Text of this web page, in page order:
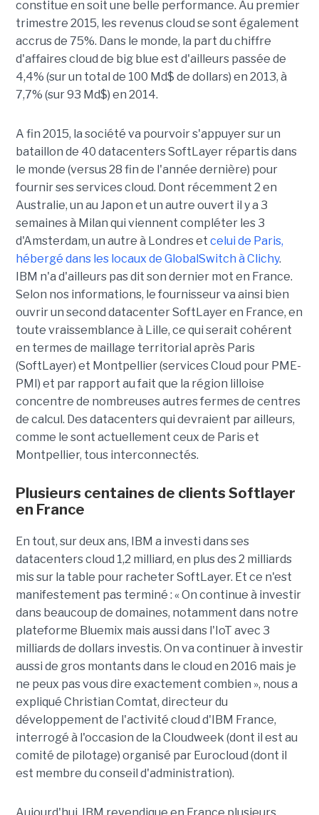
constitue en soit une belle performance. Au premier
trimestre 2015, les revenus cloud se sont également
accrus de 75%. Dans le monde, la part du chiffre
d'affaires cloud de big blue est d'ailleurs passée de
4,4% (sur un total de 100 Md$ de dollars) en 2013, à
7,7% (sur 93 Md$) en 2014.
A fin 2015, la société va pourvoir s'appuyer sur un
bataillon de 40 datacenters SoftLayer répartis dans
le monde (versus 28 fin de l'année dernière) pour
fournir ses services cloud. Dont récemment 2 en
Australie, un au Japon et un autre ouvert il y a 3
semaines à Milan qui viennent compléter les 3
d'Amsterdam, un autre à Londres et celui de Paris,
hébergé dans les locaux de GlobalSwitch à Clichy.
IBM n'a d'ailleurs pas dit son dernier mot en France.
Selon nos informations, le fournisseur va ainsi bien
ouvrir un second datacenter SoftLayer en France, en
toute vraissemblance à Lille, ce qui serait cohérent
en termes de maillage territorial après Paris
(SoftLayer) et Montpellier (services Cloud pour PME-
PMI) et par rapport au fait que la région lilloise
concentre de nombreuses autres fermes de centres
de calcul. Des datacenters qui devraient par ailleurs,
comme le sont actuellement ceux de Paris et
Montpellier, tous interconnectés.
Plusieurs centaines de clients Softlayer
en France
En tout, sur deux ans, IBM a investi dans ses
datacenters cloud 1,2 milliard, en plus des 2 milliards
mis sur la table pour racheter SoftLayer. Et ce n'est
manifestement pas terminé : « On continue à investir
dans beaucoup de domaines, notamment dans notre
plateforme Bluemix mais aussi dans l'IoT avec 3
milliards de dollars investis. On va continuer à investir
aussi de gros montants dans le cloud en 2016 mais je
ne peux pas vous dire exactement combien », nous a
expliqué Christian Comtat, directeur du
développement de l'activité cloud d'IBM France,
interrogé à l'occasion de la Cloudweek (dont il est au
comité de pilotage) organisé par Eurocloud (dont il
est membre du conseil d'administration).